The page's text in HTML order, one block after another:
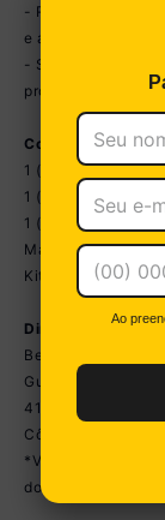
- Rodapés
e a cômoda.
- Sistema
proporciona
Conteúdo da
1 (um) Berço
1 (um) Guarda-
1 (uma) Cômoda
Manual de
Kit Ferragem
Dimensões do
Berço - Altura:
Guarda-roupa -
41cm
Cômoda - Altura:
*Você pode
do produto.
Ao